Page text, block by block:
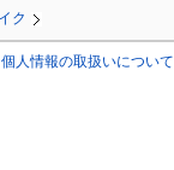
ク
個人情報の取扱いについて